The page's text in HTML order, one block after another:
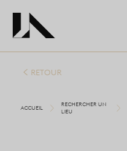
RETOUR
ACCUEIL
RECHERCHER UN
LIEU